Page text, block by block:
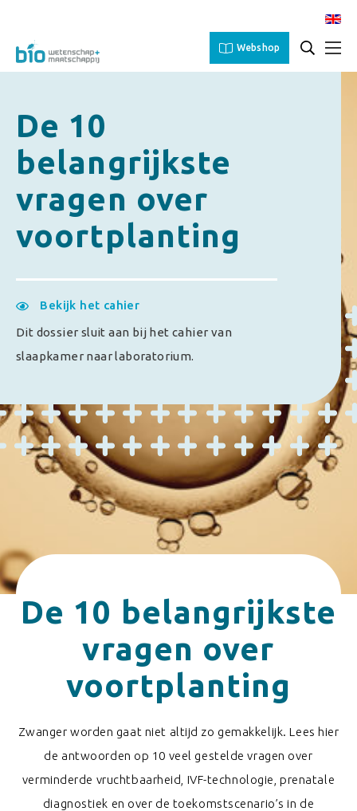
Webshop
De 10
belangrijkste
vragen over
voortplanting
Bekijk het cahier
Dit dossier sluit aan bij het cahier van
slaapkamer naar laboratorium.
De 10 belangrijkste
vragen over
voortplanting
Zwanger worden gaat niet altijd zo gemakkelijk. Lees hier
de antwoorden op 10 veel gestelde vragen over
verminderde vruchtbaarheid, IVF-technologie, prenatale
diagnostiek en over de toekomstscenario’s in de